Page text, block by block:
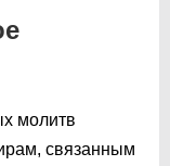
молитв
связанным